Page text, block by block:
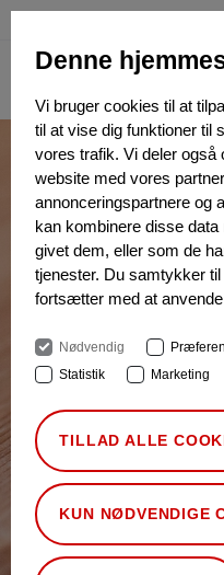
Denne
Vi bruger cookies til at
til at vise dig funktioner til
vores trafik. Vi deler også
website med vores
annonceringspartnere og
kan kombinere disse
givet dem, eller som de
tjenester. Du samtykker
fortsætter med at
Nødvendig
Statistik
Marketing
TILLAD ALLE
KUN NØDVENDIGE